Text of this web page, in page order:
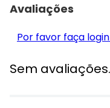
Avaliações
Por favor faça
Sem avaliações.